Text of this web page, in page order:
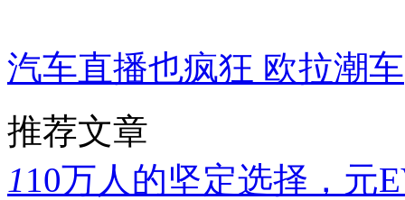
汽车直播也疯狂 欧拉潮车
推荐文章
110万人的坚定选择，元